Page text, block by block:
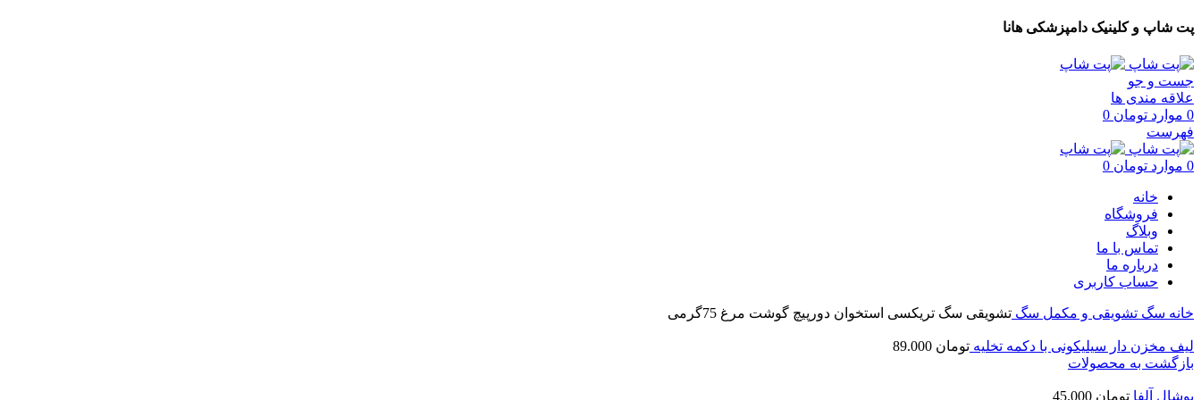
پت شاپ و کلینیک دامپزشکی هانا
جست و جو
علاقه مندی ها
0 موارد تومان
فهرست
0 موارد تومان
خانه
فروشگاه
وبلاگ
تماس با ما
درباره ما
حساب کاربری
خانه سگ تشویقی و مکمل سگ تشویقی سگ تریکسی استخوان دورپیچ گوشت مرغ 75گرمی
ليف مخزن دار سیلیکونی با دکمه تخليه تومان
بازگشت به محصولات
پوشال آلفا تومان